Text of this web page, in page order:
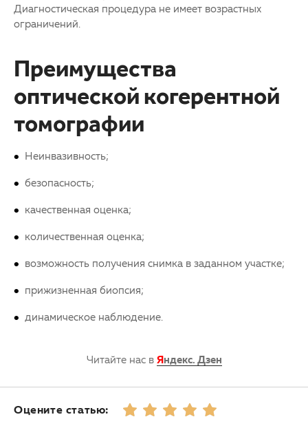
Диагностическая процедура не имеет возрастных
ограничений.
Преимущества
оптической когерентной
томографии
Неинвазивность;
безопасность;
качественная оценка;
количественная оценка;
возможность получения снимка в заданном участке;
прижизненная биопсия;
динамическое наблюдение.
Читайте нас в Яндекс. Дзен
Оцените статью: